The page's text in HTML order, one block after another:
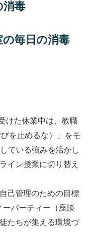
消毒
の毎日の消毒
けた休業中は、教職
を止めるな）」をモ
ている強みを活かし
イン授業に切り替え
己管理のための目標
ーパーティー（座談
たちが集える環境づ